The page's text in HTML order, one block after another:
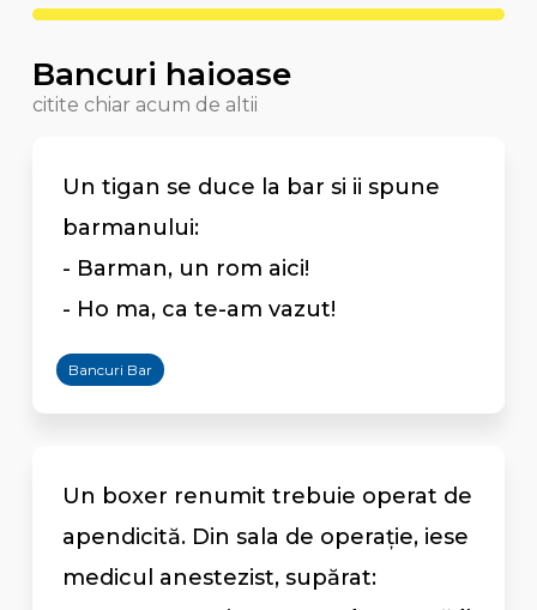
Bancuri haioase
citite chiar acum de altii
Un tigan se duce la bar si ii spune
barmanului:
- Barman, un rom aici!
- Ho ma, ca te-am vazut!
Bancuri Bar
Un boxer renumit trebuie operat de
apendicită. Din sala de operaţie, iese
medicul anestezist, supărat: